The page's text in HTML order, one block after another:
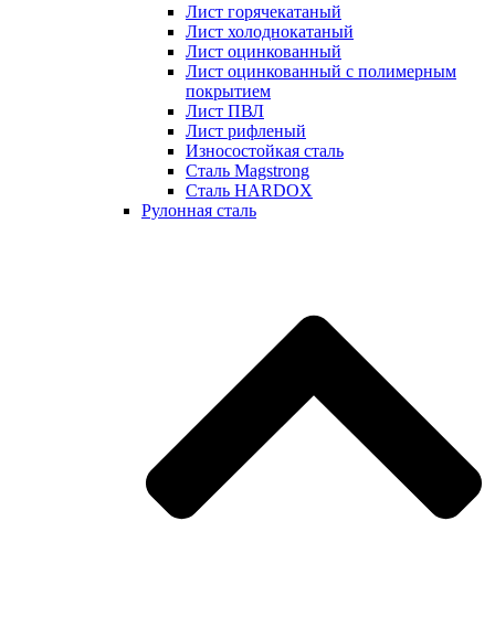
Лист горячекатаный
Лист холоднокатаный
Лист оцинкованный
Лист оцинкованный с полимерным
покрытием
Лист ПВЛ
Лист рифленый
Износостойкая сталь
Сталь Magstrong
Сталь HARDOX
Рулонная сталь